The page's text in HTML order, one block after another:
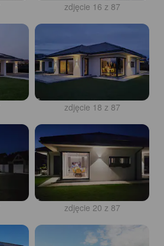
zdjęcie 16 z 87
zdjęcie 18 z 87
zdjęcie 20 z 87